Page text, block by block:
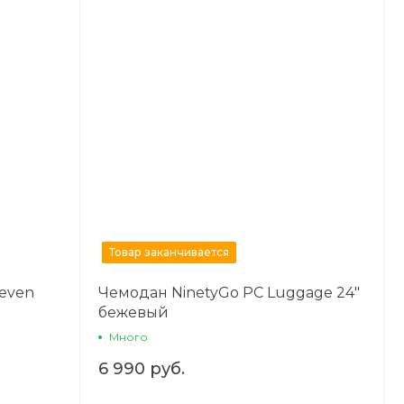
Товар заканчивается
Чемодан NinetyGo PC Luggage 24"
бежевый
Много
6 990 руб.